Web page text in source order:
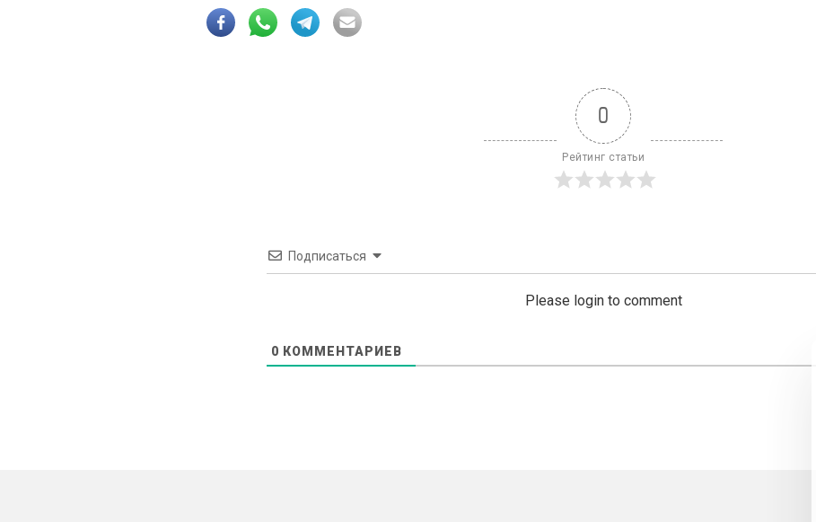
0
Рейтинг статьи
Подписаться
Please login to comment
0 КОММЕНТАРИЕВ